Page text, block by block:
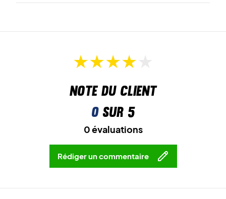
Note du client
0sur 5
0 évaluations
Rédiger un commentaire